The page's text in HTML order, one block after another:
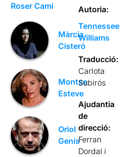
Roser Camí
Màrcia
Cisteró
Montse
Esteve
Oriol
Genís
Autoria:
Tennessee
Williams
Traducció:
Carlota
Subirós
Ajudantia
de
direcció:
Ferran
Dordal i